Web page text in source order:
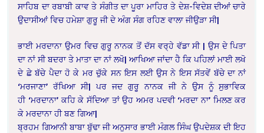
ਸਾਹਿਬ ਦਾ ਰਬਾਬੀ ਕਾਵ ਤੇ ਸੰਗੀਤ ਦਾ ਪੂਰਾ ਮਾਹਿਰ ਤੇ ਦੇਸ਼-ਵਿਦੇਸ਼ ਦੀਆਂ ਚਾਰੇ
ਉਦਾਸੀਆਂ ਵਿਚ ਹਮੇਸ਼ਾ ਗੁਰੂ ਜੀ ਦੇ ਅੰਗ ਸੰਗ ਰਹਿਣ ਵਾਲਾ ਜੀਉੜਾ ਸੀ|
ਭਾਈ ਮਰਦਾਨਾ ਉਮਰ ਵਿਚ ਗੁਰੂ ਨਾਨਕ ਤੋਂ ਦੱਸ ਵਰ੍ਹੇ ਵੱਡਾ ਸੀ | ਉਸ ਦੇ ਪਿਤਾ
ਦਾ ਨਾਂ ਸੀ ਬਦਰਾ ਤੇ ਮਾਤਾ ਦਾ ਨਾਂ ਲਖੋ| ਆਖਿਆ ਜਾਂਦਾ ਹੈ ਕਿ ਪਹਿਲਾਂ ਮਾਈ ਲਖੋ
ਦੇ ਛੇ ਬੱਚੇ ਪੈਦਾ ਹੋ ਕੇ ਮਰ ਚੁੱਕੇ ਸਨ ਇਸ ਲਈ ਉਸ ਨੇ ਇਸ ਸੱਤਵੇਂ ਬੱਚੇ ਦਾ ਨਾਂ
‘ਮਰਜਾਣਾ’ ਰੱਖਿਆ ਸੀ| ਪਰ ਜਦ ਗੁਰੂ ਨਾਨਕ ਜੀ ਨੇ ਉਸ ਨੂੰ ਸੁਭਾਵਿਕ
ਹੀ ‘ਮਰਦਾਨਾ’ ਕਹਿ ਕੇ ਸੱਦਿਆ ਤਾਂ ਉਹ ਅਮਰ ਪਦਵੀ ‘ਮਰਦਾ ਨਾ’ ਮਿਲਣ ਕਰ
ਕੇ ਮਰਦਾਨਾ ਹੀ ਬਣ ਗਿਆ|
ਬ੍ਰਹਮ ਗਿਆਨੀ ਬਾਬਾ ਬੁੱਢਾ ਜੀ ਅਨੁਸਾਰ ਭਾਈ ਮੰਗਲ ਸਿੰਘ ਉਪਦੇਸ਼ਕ ਦੀ ਇਹ